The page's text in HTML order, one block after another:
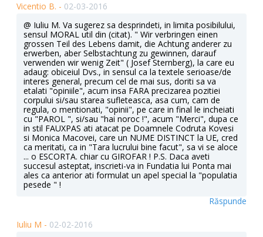
Vicentio B. - 02-03-2016
@ Iuliu M. Va sugerez sa desprindeti, in limita posibilului,
sensul MORAL util din (citat). " Wir verbringen einen
grossen Teil des Lebens damit, die Achtung anderer zu
erwerben, aber Selbstachtung zu gewinnen, darauf
verwenden wir wenig Zeit" ( Josef Sternberg), la care eu
adaug: obiceiul Dvs., in sensul ca la textele serioase/de
interes general, precum cel de mai sus, doriti sa va
etalati "opiniile", acum insa FARA precizarea pozitiei
corpului si/sau starea sufleteasca, asa cum, cam de
regula, o mentionati, "opinii", pe care in final le incheiati
cu "PAROL ", si/sau "hai noroc !", acum "Merci", dupa ce
in stil FAUXPAS ati atacat pe Doamnele Codruta Kovesi
si Monica Macovei, care un NUME DISTINCT la UE, cred
ca meritati, ca in "Tara lucrului bine facut", sa vi se aloce
... o ESCORTA. chiar cu GIROFAR ! P.S. Daca aveti
succesul asteptat, inscrieti-va in Fundatia lui Ponta mai
ales ca anterior ati formulat un apel special la "populatia
pesede " !
Răspunde
Iuliu M - 02-02-2016